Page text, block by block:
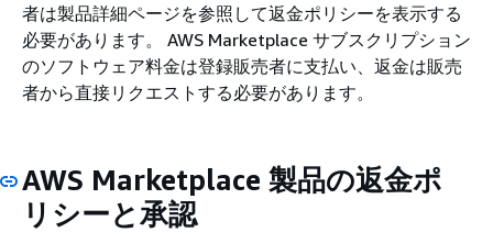
者は製品詳細ページを参照して返金ポリシーを表示する
必要があります。 AWS Marketplace サブスクリプション
のソフトウェア料金は登録販売者に支払い、返金は販売
者から直接リクエストする必要があります。
AWS Marketplace 製品の返金ポ
リシーと承認